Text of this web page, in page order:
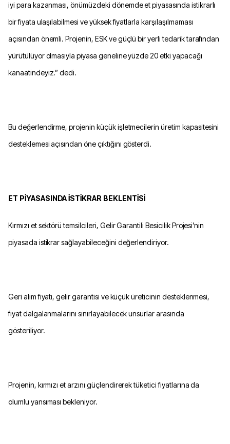
iyi para kazanması, önümüzdeki dönemde et piyasasında istikrarlı
bir fiyata ulaşılabilmesi ve yüksek fiyatlarla karşılaşılmaması
açısından önemli. Projenin, ESK ve güçlü bir yerli tedarik tarafından
yürütülüyor olmasıyla piyasa geneline yüzde 20 etki yapacağı
kanaatindeyiz.” dedi.
Bu değerlendirme, projenin küçük işletmecilerin üretim kapasitesini
desteklemesi açısından öne çıktığını gösterdi.
ET PİYASASINDA İSTİKRAR BEKLENTİSİ
Kırmızı et sektörü temsilcileri, Gelir Garantili Besicilik Projesi’nin
piyasada istikrar sağlayabileceğini değerlendiriyor.
Geri alım fiyatı, gelir garantisi ve küçük üreticinin desteklenmesi,
fiyat dalgalanmalarını sınırlayabilecek unsurlar arasında
gösteriliyor.
Projenin, kırmızı et arzını güçlendirerek tüketici fiyatlarına da
olumlu yansıması bekleniyor.